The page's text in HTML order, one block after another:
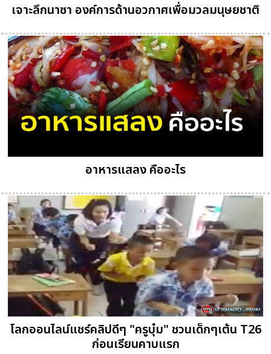
เจาะลึกนาซา องค์การด้านอวกาศเพื่อมวลมนุษยชาติ
อาหารแสลง คืออะไร
โลกออนไลน์แชร์คลิปดีๆ "ครูบุ๋ม" ชวนเด็กๆเต้น T26
ก่อนเรียนคาบแรก